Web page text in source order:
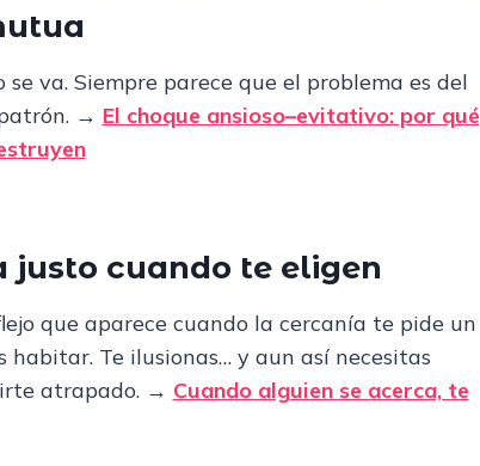
se va. Siempre parece que el problema es del
→ El choque ansioso–evitativo: por qué
justo cuando te eligen
que aparece cuando la cercanía te pide un
habitar. Te ilusionas… y aun así necesitas
atrapado. → Cuando alguien se acerca, te